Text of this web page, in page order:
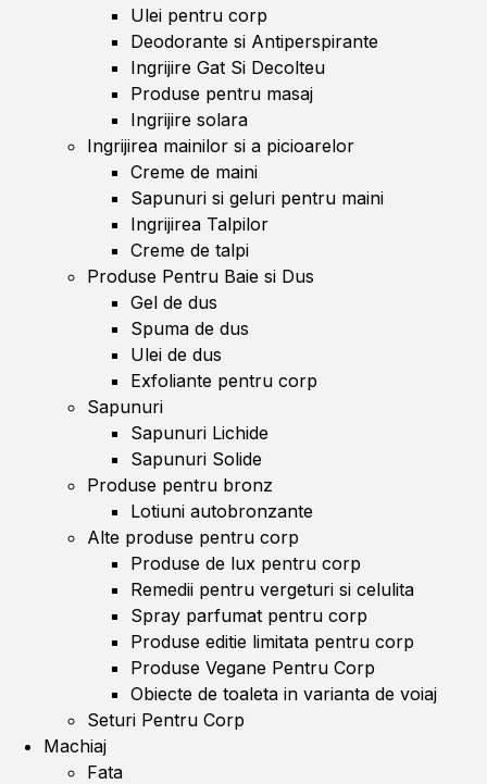
Ulei pentru corp
Deodorante si Antiperspirante
Ingrijire Gat Si Decolteu
Produse pentru masaj
Ingrijire solara
Ingrijirea mainilor si a picioarelor
Creme de maini
Sapunuri si geluri pentru maini
Ingrijirea Talpilor
Creme de talpi
Produse Pentru Baie si Dus
Gel de dus
Spuma de dus
Ulei de dus
Exfoliante pentru corp
Sapunuri
Sapunuri Lichide
Sapunuri Solide
Produse pentru bronz
Lotiuni autobronzante
Alte produse pentru corp
Produse de lux pentru corp
Remedii pentru vergeturi si celulita
Spray parfumat pentru corp
Produse editie limitata pentru corp
Produse Vegane Pentru Corp
Obiecte de toaleta in varianta de voiaj
Seturi Pentru Corp
Machiaj
Fata